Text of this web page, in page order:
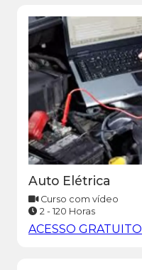
Auto Elétrica
Curso com vídeo
2 - 120 Horas
ACESSO GRATUITO